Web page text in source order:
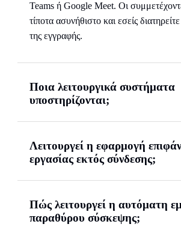
Teams ή Google Meet. Οι
τίποτα ασυνήθιστο και εσείς
της εγγραφής.
Ποια λειτουργικά συστήματα
υποστηρίζονται;
Λειτουργεί η εφαρμογή
εργασίας εκτός σύνδεσης;
Πώς λειτουργεί η αυτόματη
παραθύρου σύσκεψης;